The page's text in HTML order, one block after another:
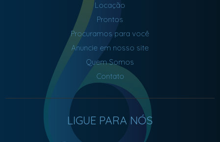
Locação
Prontos
Procuramos para você
Anuncie em nosso site
Quem Somos
Contato
LIGUE PARA NÓS